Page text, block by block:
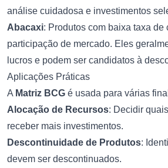
análise cuidadosa e investimentos
Abacaxi: Produtos com baixa taxa de
participação de mercado. Eles
lucros e podem ser candidatos à
Aplicações Práticas
A Matriz BCG é usada para várias
Alocação de Recursos: Decidir
receber mais investimentos.
Descontinuidade de Produtos:
devem ser descontinuados.